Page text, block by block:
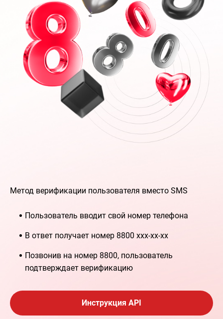
Метод верификации пользователя вместо SMS
Пользователь вводит свой номер телефона
В ответ получает номер 8800 ххх-хх-хх
Позвонив на номер 8800, пользователь
подтверждает верификацию
Инструкция API